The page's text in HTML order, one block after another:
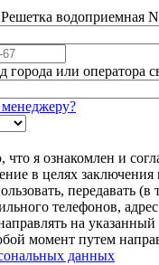
водоприемная
города или оператора
я ознакомлен и
в целях заключения
передавать
телефонов,
на
момент путем
данных